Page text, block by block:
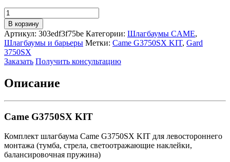
Количество
товара
Came
G3750SX
KIT
В корзину
Артикул: 303edf3f75be Категории: Шлагбаумы CAME,
Шлагбаумы и барьеры Метки: Came G3750SX KIT, Gard
3750SX
Заказать Получить консультацию
Описание
Came G3750SX KIT
Комплект шлагбаума Came G3750SX KIT для левостороннего
монтажа (тумба, стрела, светоотражающие наклейки,
балансировочная пружина)